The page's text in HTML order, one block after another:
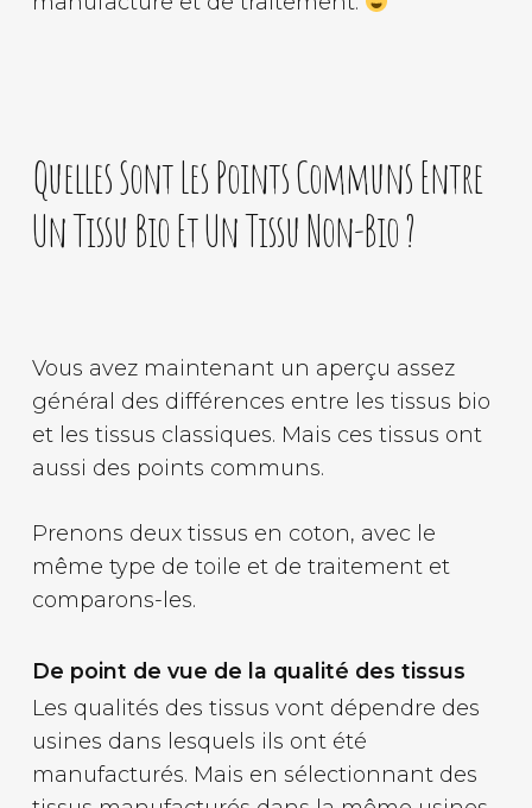
Quelles Sont Les Points Communs Entre
Un Tissu Bio Et Un Tissu Non-Bio ?
Vous avez maintenant un aperçu assez
général des différences entre les tissus bio
et les tissus classiques. Mais ces tissus ont
aussi des points communs.
Prenons deux tissus en coton, avec le
même type de toile et de traitement et
comparons-les.
De point de vue de la qualité des tissus
Les qualités des tissus vont dépendre des
usines dans lesquels ils ont été
manufacturés. Mais en sélectionnant des